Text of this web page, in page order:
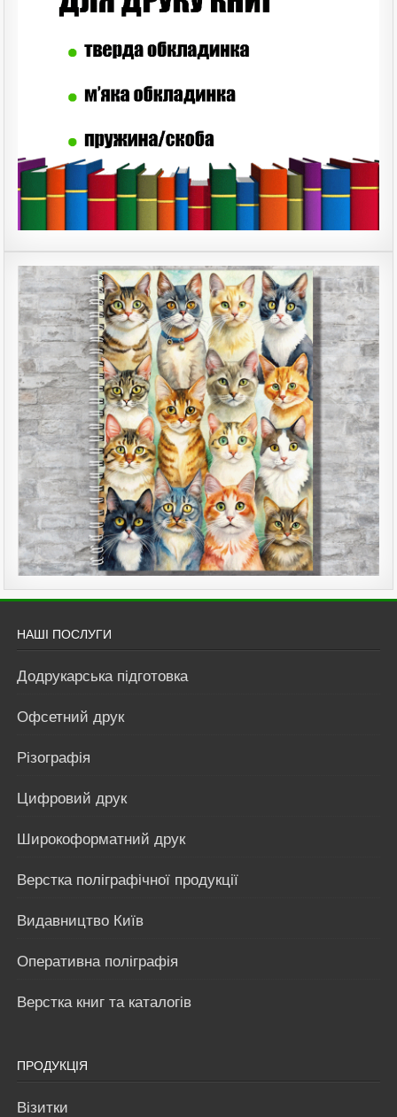
НАШІ ПОСЛУГИ
Додрукарська підготовка
Офсетний друк
Різографія
Цифровий друк
Широкоформатний друк
Верстка поліграфічної продукції
Видавництво Київ
Оперативна поліграфія
Верстка книг та каталогів
ПРОДУКЦІЯ
Візитки